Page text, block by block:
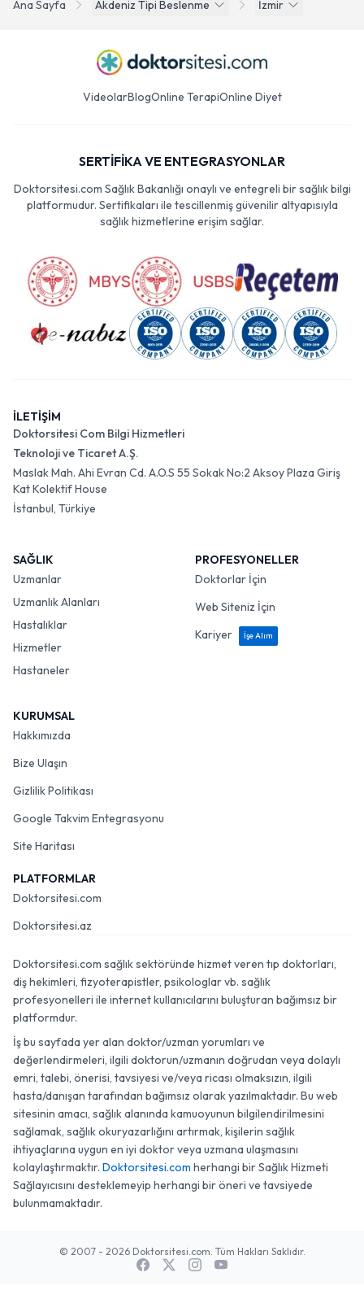
Ana Sayfa Akdeniz Tipi Beslenme İzmir
VideolarBlogOnline TerapiOnline Diyet
SERTİFİKA VE ENTEGRASYONLAR
Doktorsitesi.com Sağlık Bakanlığı onaylı ve entegreli bir sağlık bilgi
platformudur. Sertifikaları ile tescillenmiş güvenilir altyapısıyla
sağlık hizmetlerine erişim sağlar.
İLETİŞİM
Doktorsitesi Com Bilgi Hizmetleri
Teknoloji ve Ticaret A.Ş.
Maslak Mah. Ahi Evran Cd. A.O.S 55 Sokak No:2 Aksoy Plaza Giriş
Kat Kolektif House
İstanbul, Türkiye
SAĞLIK
Uzmanlar
Uzmanlık Alanları
Hastalıklar
Hizmetler
Hastaneler
PROFESYONELLER
Doktorlar İçin
Web Siteniz İçin
Kariyer
İşe Alım
KURUMSAL
Hakkımızda
Bize Ulaşın
Gizlilik Politikası
Google Takvim Entegrasyonu
Site Haritası
PLATFORMLAR
Doktorsitesi.com
Doktorsitesi.az
Doktorsitesi.com sağlık sektöründe hizmet veren tıp doktorları,
diş hekimleri, fizyoterapistler, psikologlar vb. sağlık
profesyonelleri ile internet kullanıcılarını buluşturan bağımsız bir
platformdur.
İş bu sayfada yer alan doktor/uzman yorumları ve
değerlendirmeleri, ilgili doktorun/uzmanın doğrudan veya dolaylı
emri, talebi, önerisi, tavsiyesi ve/veya ricası olmaksızın, ilgili
hasta/danışan tarafından bağımsız olarak yazılmaktadır. Bu web
sitesinin amacı, sağlık alanında kamuoyunun bilgilendirilmesini
sağlamak, sağlık okuryazarlığını artırmak, kişilerin sağlık
ihtiyaçlarına uygun en iyi doktor veya uzmana ulaşmasını
kolaylaştırmaktır. Doktorsitesi.com herhangi bir Sağlık Hizmeti
Sağlayıcısını desteklemeyip herhangi bir öneri ve tavsiyede
bulunmamaktadır.
© 2007 - 2026 Doktorsitesi.com. Tüm Hakları Saklıdır.